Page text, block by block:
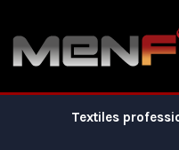
Textiles